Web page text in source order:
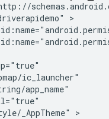
>
ic_launcher"
app_name"
_AppTheme" >